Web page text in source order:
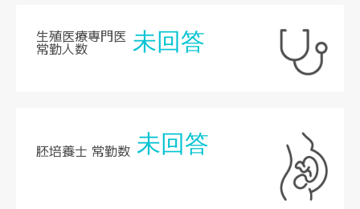
生殖医療専門医
常勤人数 未回答
胚培養士 常勤数 未回答